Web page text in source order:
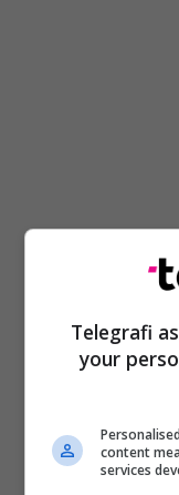
Telegrafi
your
content
services